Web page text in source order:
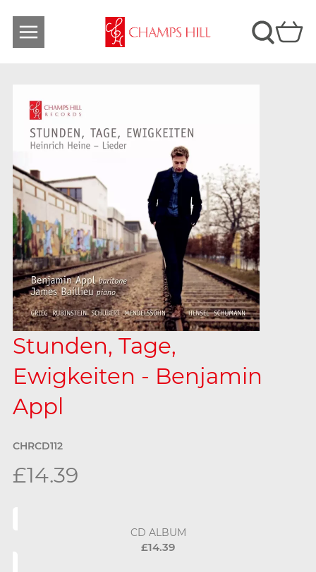
Stunden, Tage,
Ewigkeiten - Benjamin
Appl
CHRCD112
£14.39
CD ALBUM
£14.39